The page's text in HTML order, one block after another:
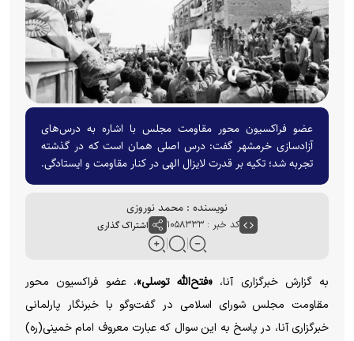
عضو فراکسیون محور مقاومت مجلس با اشاره به درس‌های
آزادسازی خرمشهر گفت: درس اصلی همان است که در گذشته
تجربه شد؛ تکیه بر قدرت لایزال الهی در کنار مقاومت و ایستادگی.
نویسنده : محمد نوروزی
کد خبر : ۱۰۵۸۳۳۳ اشتراک گذاری
به گزارش خبرگزاری آنا، «فتح‌الله توسلی»، عضو فراکسیون محور
مقاومت مجلس شورای اسلامی در گفت‌و‌گو با خبرنگار پارلمانی
خبرگزاری آنا، در پاسخ به این سوال که عبارت معروف امام خمینی(ره)